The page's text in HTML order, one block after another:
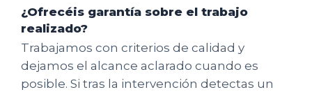
¿Ofrecéis garantía sobre el trabajo
realizado?
Trabajamos con criterios de calidad y
dejamos el alcance aclarado cuando es
posible. Si tras la intervención detectas un